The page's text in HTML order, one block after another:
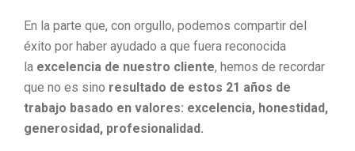
En la parte que, con orgullo, podemos compartir del
éxito por haber ayudado a que fuera reconocida
la excelencia de nuestro cliente, hemos de recordar
que no es sino resultado de estos 21 años de
trabajo basado en valores: excelencia, honestidad,
generosidad, profesionalidad.